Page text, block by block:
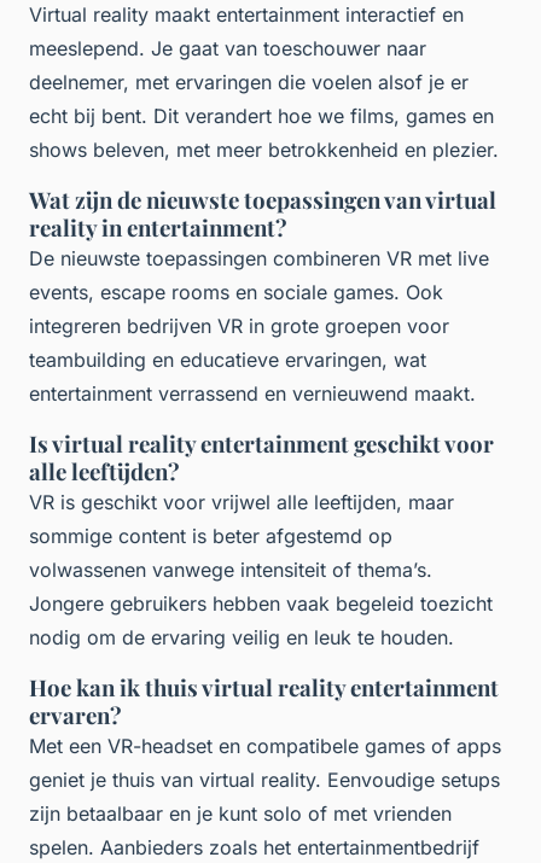
Virtual reality maakt entertainment interactief en
meeslepend. Je gaat van toeschouwer naar
deelnemer, met ervaringen die voelen alsof je er
echt bij bent. Dit verandert hoe we films, games en
shows beleven, met meer betrokkenheid en plezier.
Wat zijn de nieuwste toepassingen van virtual
reality in entertainment?
De nieuwste toepassingen combineren VR met live
events, escape rooms en sociale games. Ook
integreren bedrijven VR in grote groepen voor
teambuilding en educatieve ervaringen, wat
entertainment verrassend en vernieuwend maakt.
Is virtual reality entertainment geschikt voor
alle leeftijden?
VR is geschikt voor vrijwel alle leeftijden, maar
sommige content is beter afgestemd op
volwassenen vanwege intensiteit of thema’s.
Jongere gebruikers hebben vaak begeleid toezicht
nodig om de ervaring veilig en leuk te houden.
Hoe kan ik thuis virtual reality entertainment
ervaren?
Met een VR-headset en compatibele games of apps
geniet je thuis van virtual reality. Eenvoudige setups
zijn betaalbaar en je kunt solo of met vrienden
spelen. Aanbieders zoals het entertainmentbedrijf